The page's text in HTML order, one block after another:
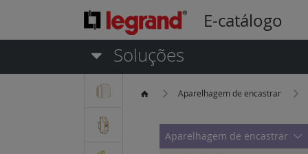
E-catálogo
Soluções
Aparelhagem de encastrar
Aparelhagem de encastrar